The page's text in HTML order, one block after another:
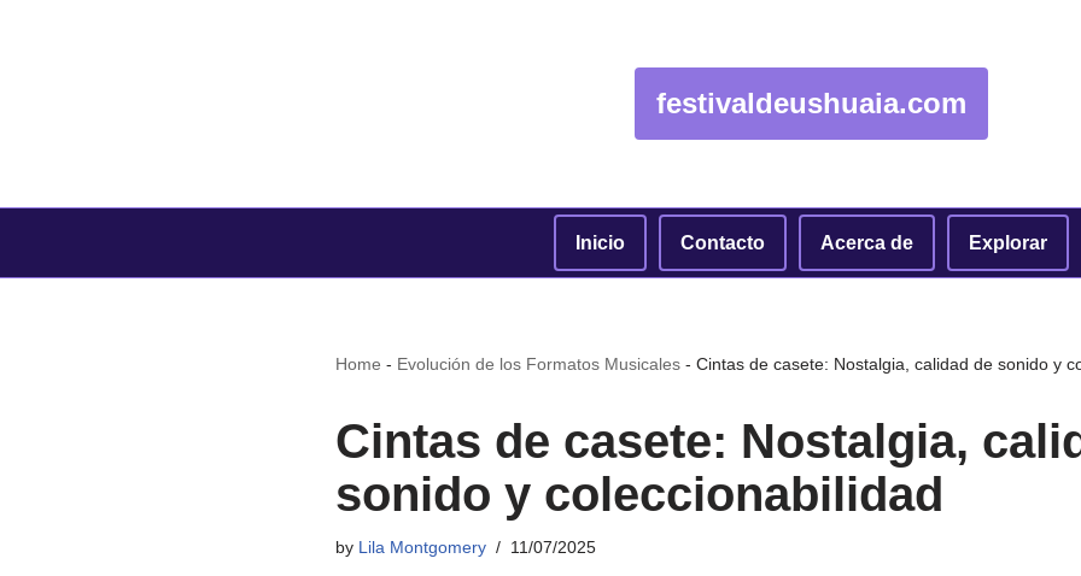
festivaldeushuaia.com
Inicio Contacto Acerca de Explorar
Home - Evolución de los Formatos Musicales- Cintas de casete: Nostalgia, calidad de sonido y
Cintas de casete: Nostalgia,
sonido y coleccionabilidad
by Lila Montgomery 11/07/2025